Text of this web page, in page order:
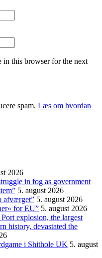
in this browser for the next
spam. Læs om hvordan
2026
in fog as government
5. august 2026
afværget” 5. august 2026
for EU” 5. august 2026
explosion, the largest
history, devastated the
i Shithole UK 5. august